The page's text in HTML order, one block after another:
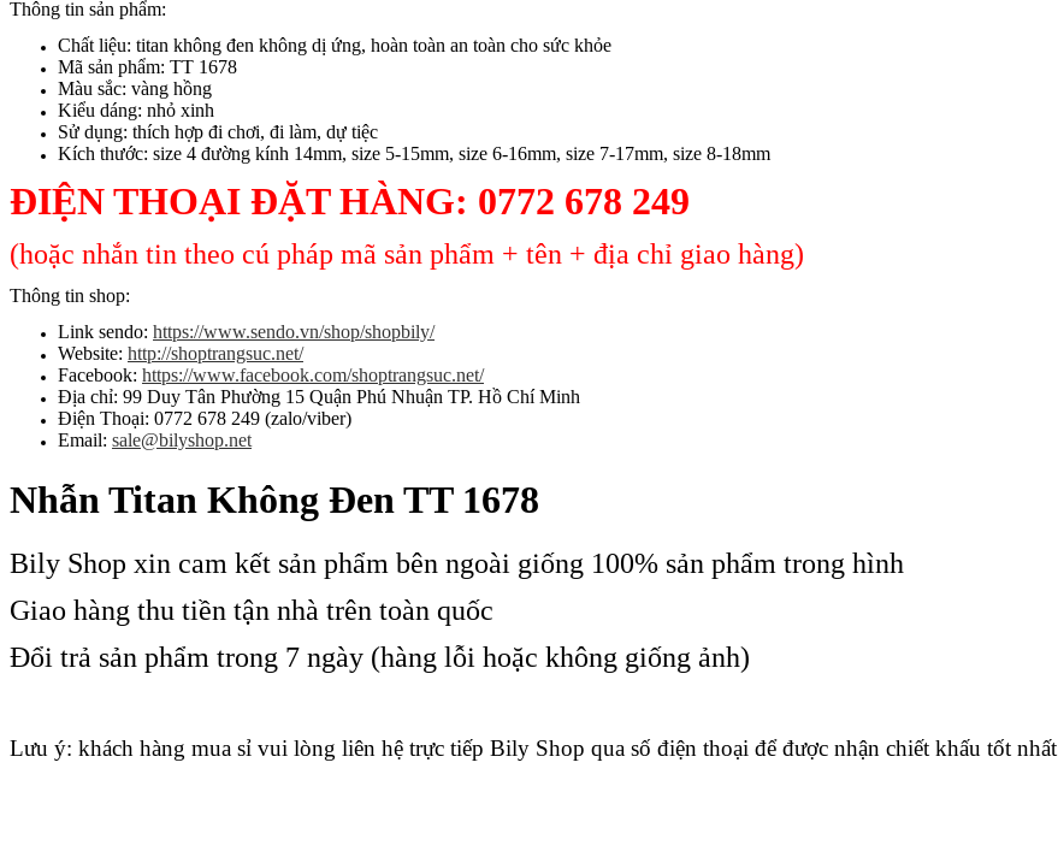
Thông tin sản phẩm:
Chất liệu: titan không đen không dị ứng, hoàn toàn an toàn cho sức khỏe
Mã sản phẩm: TT 1678
Màu sắc: vàng hồng
Kiểu dáng: nhỏ xinh
Sử dụng: thích hợp đi chơi, đi làm, dự tiệc
Kích thước: size 4 đường kính 14mm, size 5-15mm, size 6-16mm, size 7-17mm, size 8-18mm
ĐIỆN THOẠI ĐẶT HÀNG: 0772 678 249
(hoặc nhắn tin theo cú pháp mã sản phẩm + tên + địa chỉ giao hàng)
Thông tin shop:
Link sendo: https://www.sendo.vn/shop/shopbily/
Website: http://shoptrangsuc.net/
Facebook: https://www.facebook.com/shoptrangsuc.net/
Địa chỉ: 99 Duy Tân Phường 15 Quận Phú Nhuận TP. Hồ Chí Minh
Điện Thoại: 0772 678 249 (zalo/viber)
Email: sale@bilyshop.net
Nhẫn Titan Không Đen TT 1678
Bily Shop xin cam kết sản phẩm bên ngoài giống 100% sản phẩm trong hình
Giao hàng thu tiền tận nhà trên toàn quốc
Đổi trả sản phẩm trong 7 ngày (hàng lỗi hoặc không giống ảnh)
Lưu ý: khách hàng mua sỉ vui lòng liên hệ trực tiếp Bily Shop qua số điện thoại để được nhận chiết khấu tốt nhất